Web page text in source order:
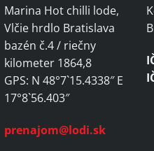
Marina Hot chilli lode,
Vlčie hrdlo Bratislava
bazén č.4 / riečny
kilometer 1864,8
GPS: N 48°7`15.4338″ E
17°8`56.403″
prenajom@lodi.sk